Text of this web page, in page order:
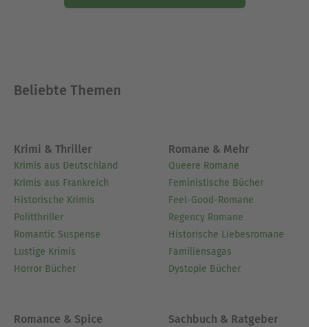
Beliebte Themen
Krimi & Thriller
Krimis aus Deutschland
Krimis aus Frankreich
Historische Krimis
Politthriller
Romantic Suspense
Lustige Krimis
Horror Bücher
Romane & Mehr
Queere Romane
Feministische Bücher
Feel-Good-Romane
Regency Romane
Historische Liebesromane
Familiensagas
Dystopie Bücher
Romance & Spice Sachbuch & Ratgeber